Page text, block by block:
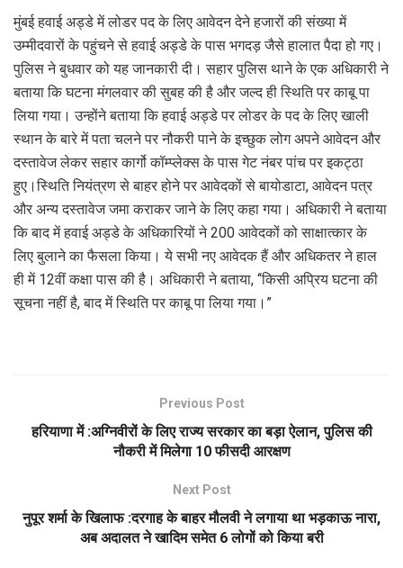
मुंबई हवाई अड्डे में लोडर पद के लिए आवेदन देने हजारों की संख्या में
उम्मीदवारों के पहुंचने से हवाई अड्डे के पास भगदड़ जैसे हालात पैदा हो गए।
पुलिस ने बुधवार को यह जानकारी दी। सहार पुलिस थाने के एक अधिकारी ने
बताया कि घटना मंगलवार की सुबह की है और जल्द ही स्थिति पर काबू पा
लिया गया। उन्होंने बताया कि हवाई अड्डे पर लोडर के पद के लिए खाली
स्थान के बारे में पता चलने पर नौकरी पाने के इच्छुक लोग अपने आवेदन और
दस्तावेज लेकर सहार कार्गो कॉम्प्लेक्स के पास गेट नंबर पांच पर इकट्ठा
हुए।स्थिति नियंत्रण से बाहर होने पर आवेदकों से बायोडाटा, आवेदन पत्र
और अन्य दस्तावेज जमा कराकर जाने के लिए कहा गया। अधिकारी ने बताया
कि बाद में हवाई अड्डे के अधिकारियों ने 200 आवेदकों को साक्षात्कार के
लिए बुलाने का फैसला किया। ये सभी नए आवेदक हैं और अधिकतर ने हाल
ही में 12वीं कक्षा पास की है। अधिकारी ने बताया, ‘‘किसी अप्रिय घटना की
सूचना नहीं है, बाद में स्थिति पर काबू पा लिया गया।”
Previous Post
हरियाणा में :अग्निवीरों के लिए राज्य सरकार का बड़ा ऐलान, पुलिस की
नौकरी में मिलेगा 10 फीसदी आरक्षण
Next Post
नुपूर शर्मा के खिलाफ :दरगाह के बाहर मौलवी ने लगाया था भड़काऊ नारा,
अब अदालत ने खादिम समेत 6 लोगों को किया बरी